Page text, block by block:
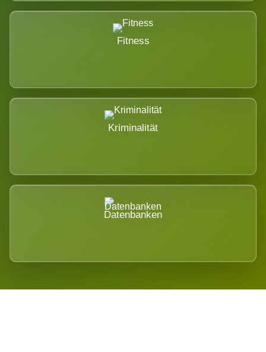
Fitness
Kriminalität
Datenbanken